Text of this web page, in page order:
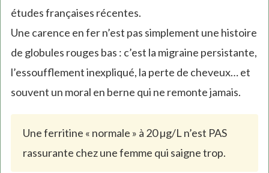
études françaises récentes.
Une carence en fer n’est pas simplement une histoire
de globules rouges bas : c’est la migraine persistante,
l’essoufflement inexpliqué, la perte de cheveux… et
souvent un moral en berne qui ne remonte jamais.
Une ferritine « normale » à 20 µg/L n’est PAS
rassurante chez une femme qui saigne trop.